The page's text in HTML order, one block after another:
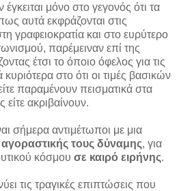
μόνο στο γεγονός ότι τα
αυτά εκφράζονται στις
γραφειοκρατία και στο ευρύτερο
παρέμειναν επί της
έτσι το όποιο όφελος για τις
στο ότι οι τιμές βασικών
παραμένουν πεισματικά στα
είτε ακριβαίνουν.
σήμερα αντιμέτωποι με μια
τους δύναμης, για
κόσμου σε καιρό ειρήνης.
τις τραγικές επιπτώσεις που